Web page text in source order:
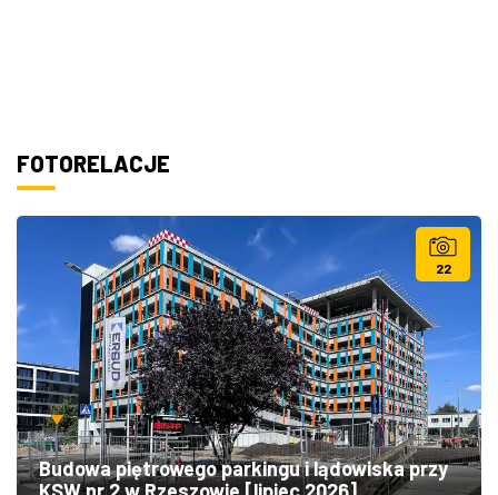
FOTORELACJE
22
Budowa piętrowego parkingu i lądowiska przy